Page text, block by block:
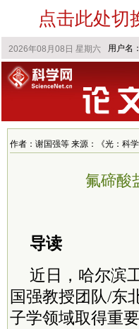
点击此处切
作者：谢国强等 来源：《光：科
氟碲酸
导读
近日，哈尔滨
国强教授团队/东
子学领域取得重